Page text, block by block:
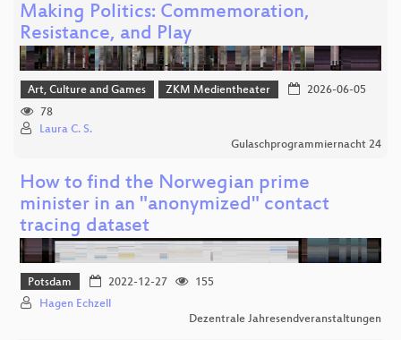
Making Politics: Commemoration,
Resistance, and Play
Art, Culture and Games ZKM Medientheater
2026-06-05
78
Laura C. S.
Gulaschprogrammiernacht 24
How to find the Norwegian prime
minister in an "anonymized" contact
tracing dataset
Potsdam 2022-12-27
155
Hagen Echzell
Dezentrale Jahresendveranstaltungen